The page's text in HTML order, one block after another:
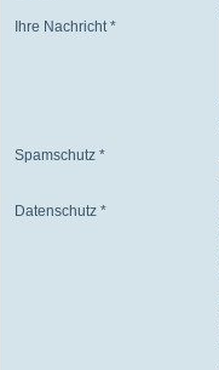
Ihre Nachricht*
Spamschutz *
Datenschutz *